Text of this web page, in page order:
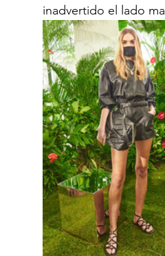
inadvertido el lado